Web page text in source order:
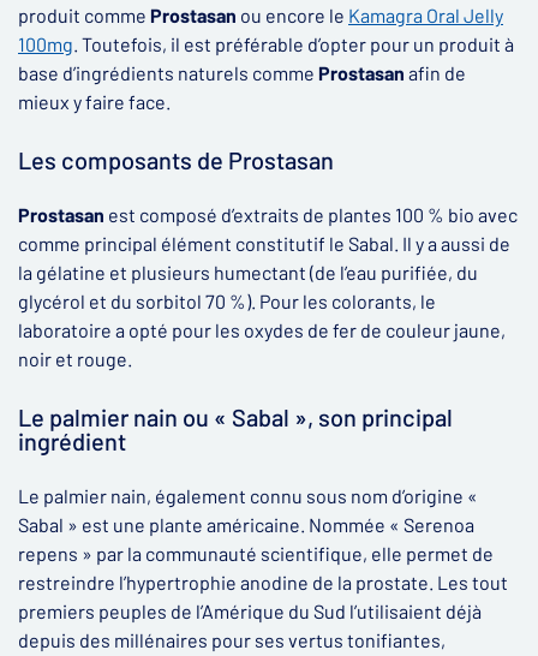
produit comme Prostasan ou encore le Kamagra Oral Jelly
100mg. Toutefois, il est préférable d’opter pour un produit à
base d’ingrédients naturels comme Prostasan afin de
mieux y faire face.
Les composants de Prostasan
Prostasan est composé d’extraits de plantes 100 % bio avec
comme principal élément constitutif le Sabal. Il y a aussi de
la gélatine et plusieurs humectant (de l’eau purifiée, du
glycérol et du sorbitol 70 %). Pour les colorants, le
laboratoire a opté pour les oxydes de fer de couleur jaune,
noir et rouge.
Le palmier nain ou « Sabal », son principal
ingrédient
Le palmier nain, également connu sous nom d’origine «
Sabal » est une plante américaine. Nommée « Serenoa
repens » par la communauté scientifique, elle permet de
restreindre l’hypertrophie anodine de la prostate. Les tout
premiers peuples de l’Amérique du Sud l’utilisaient déjà
depuis des millénaires pour ses vertus tonifiantes,